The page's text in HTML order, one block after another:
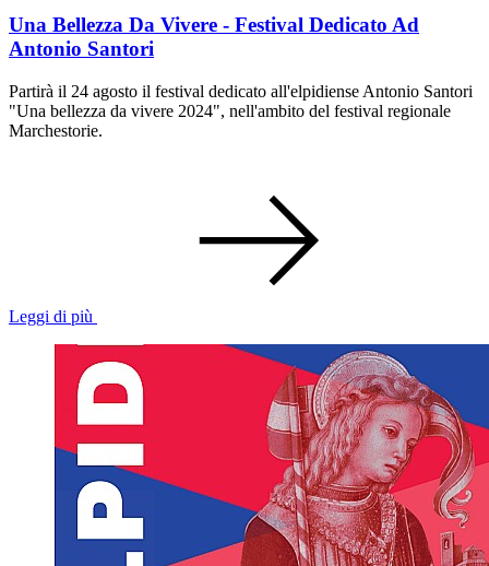
Una Bellezza Da Vivere - Festival Dedicato Ad
Antonio Santori
Partirà il 24 agosto il festival dedicato all'elpidiense Antonio Santori
"Una bellezza da vivere 2024", nell'ambito del festival regionale
Marchestorie.
Leggi di più